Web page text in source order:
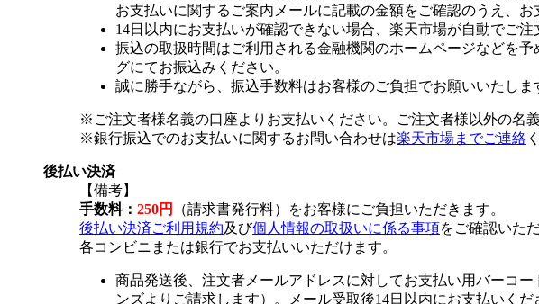
お支払いに関するご案内メールに記載の金額をご確認のうえ、お
14日以内にお支払いが確認できない場合、楽天市場が自動でご注
振込の取扱時間はご利用される金融機関のホームページなどを
グにてお振込みください。
誠に勝手ながら、振込手数料はお客様のご負担でお願いいたしま
※ご注文者様名義の口座よりお支払いください。ご注文者様以外の名
※銀行振込でのお支払いに関するお問い合わせは楽天市場までご連絡
後払い決済
【備考】
手数料： 250円
（請求書発行料）をお客様にご負担いただきます。
後払い決済ご利用規約及び個人情報の取扱いに係る事項をご確認いた
各コンビニまたは銀行でお支払いいただけます。
商品発送後、注文者メールアドレスに対してお支払い用バーコ
ンズよりご請求します）。メール受取後14日以内にお支払いくだ